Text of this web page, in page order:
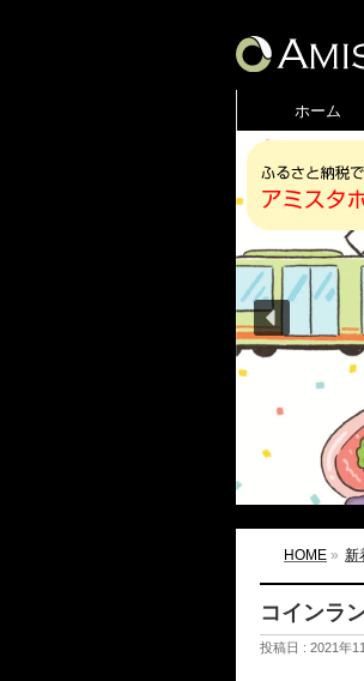
ホーム
HOME » 新
コインラ
投稿日 : 2021年